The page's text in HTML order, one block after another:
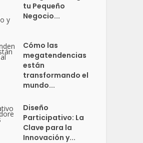
tu Pequeño
Negocio...
Cómo las
megatendencias
están
transformando el
mundo...
Diseño
Participativo: La
Clave para la
Innovación y...